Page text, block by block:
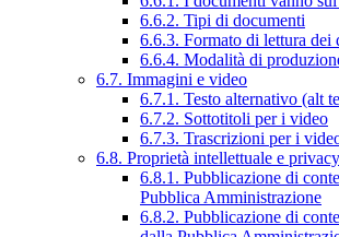
6.6.2. Tipi di documenti
6.6.3. Formato di lettura dei
6.6.4. Modalità di
6.7. Immagini e video
6.7.1. Testo alternativo (alt
6.7.2. Sottotitoli per i video
6.7.3. Trascrizioni per i
6.8. Proprietà intellettuale e privacy
6.8.1. Pubblicazione di
Pubblica Amministrazione
6.8.2. Pubblicazione di